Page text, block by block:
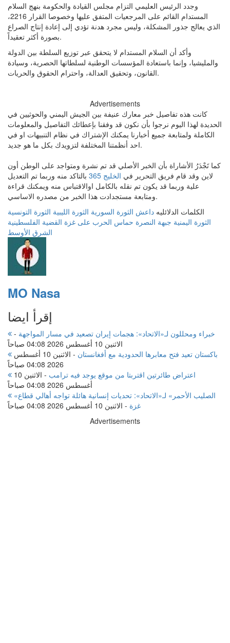
وجدد الرئيس العليمي التزام مجلس القيادة والحكومة بنهج السلام
المستدام القائم على المرجعيات المتفق عليها وخصوصا القرار 2216،
الذي يعالج جذور المشكلة، وليس مجرد هدنة تؤدي إلى إعادة إنتاج الصراع
بصورة أكثر تعقيداً.
وأكد أن السلام المستدام لا يتحقق عبر توزيع السلطة بين الدولة
والمليشيا، وإنما باستعادة المؤسسات الوطنية لسلطاتها الحصرية، وسيادة
القانون، وتحقيق العدالة، واحترام الحقوق والحريات.
Advertisements
كانت هذه تفاصيل خبر معارك عنيفة بين الجيش اليمني والحوثيين في
الحديدة لهذا اليوم نرجوا بأن نكون قد وفقنا بإعطائك التفاصيل والمعلومات
الكاملة ولمتابعة جميع أخبارنا يمكنك الإشتراك في نظام التنبيهات او في
احد أنظمتنا المختلفة لتزويدك بكل ما هو جديد.
كما تَجْدَرُ الأشاراة بأن الخبر الأصلي قد تم نشرة ومتواجد على الوطن أون
لاين وقد قام فريق التحرير في الخليج 365
بالتاكد منه وربما تم التعديل
علية وربما قد يكون تم نقله بالكامل اوالاقتباس منه ويمكنك قراءة
ومتابعة مستجدادت هذا الخبر من مصدره الاساسي.
الكلمات الدلائليه داعش الثورة السورية الثورة الليبية الثورة التونسية
الثورة اليمنية جبهة النصرة حماس الحرب على غزة القضية الفلسطينية
الشرق الأوسط
MO Nasa
إقرأ ايضا
خبراء ومحللون لـ«الاتحاد»: هجمات إيران تصعيد في مسار المواجهة -
الاثنين 10 أغسطس 2026 04:08 صباحاً
باكستان تعيد فتح معابرها الحدودية مع أفغانستان -
الاثنين 10 أغسطس
2026 04:08 صباحاً
اعتراض طائرتين اقتربتا من موقع يوجد فيه ترامب -
الاثنين 10
أغسطس 2026 04:08 صباحاً
«الصليب الأحمر» لـ«الاتحاد»: تحديات إنسانية هائلة تواجه أهالي قطاع
غزة - الاثنين 10 أغسطس 2026 04:08 صباحاً
Advertisements